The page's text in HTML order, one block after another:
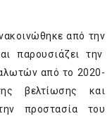
από την
παρουσιάζει την
από το 2020-
βελτίωσης και
προστασία του